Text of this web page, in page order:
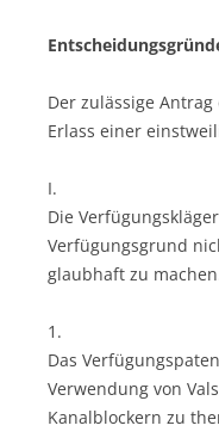
Der zulässige
Erlass einer
I.
Die
Verfügungsgrund
glaubhaft zu
1.
Das
Verwendung von
Kanalblockern zu